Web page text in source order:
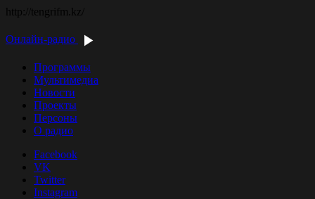
http://tengrifm.kz/
Онлайн-радио
Программы
Мультимедиа
Новости
Проекты
Персоны
О радио
Facebook
VK
Twitter
Instagram